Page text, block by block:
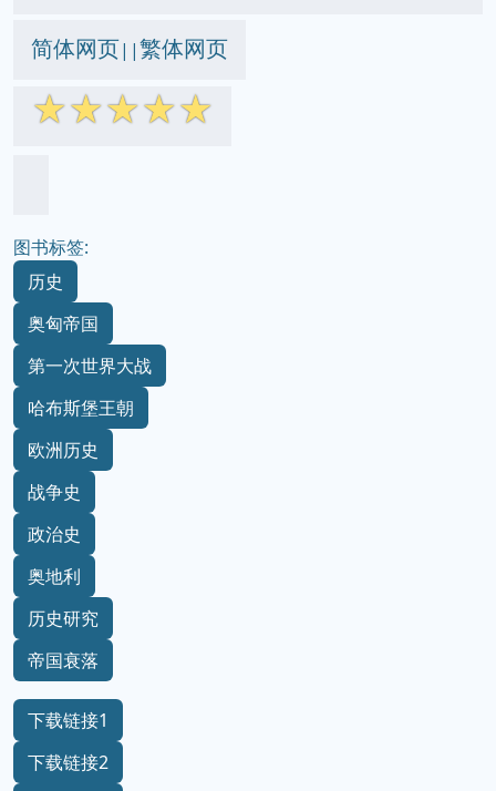
简体网页||繁体网页
☆☆☆☆☆
图书标签:
历史
奥匈帝国
第一次世界大战
哈布斯堡王朝
欧洲历史
战争史
政治史
奥地利
历史研究
帝国衰落
下载链接1
下载链接2